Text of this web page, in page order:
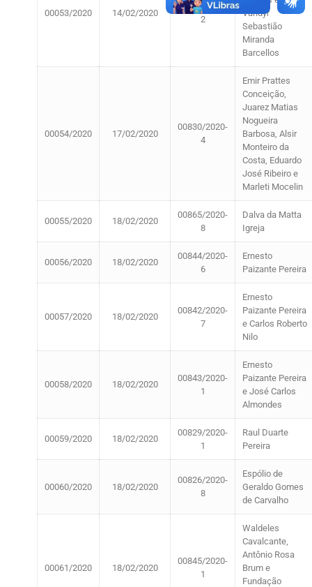
00053/2020 14/02/2020
00778/2020-
2
Vandyr
Sebastião
Miranda
Barcellos
00054/2020 17/02/2020
00830/2020-
4
Emir Prattes
Conceição,
Juarez Matias
Nogueira
Barbosa, Alsir
Monteiro da
Costa, Eduardo
José Ribeiro e
Marleti Mocelin
00055/2020 18/02/2020
00865/2020-
8
Dalva da Matta
Igreja
00056/2020 18/02/2020
00844/2020-
6
Ernesto
Paizante Pereira
00057/2020 18/02/2020
00842/2020-
7
Ernesto
Paizante Pereira
e Carlos Roberto
Nilo
00058/2020 18/02/2020
00843/2020-
1
Ernesto
Paizante Pereira
e José Carlos
Almondes
00059/2020 18/02/2020
00829/2020-
1
Raul Duarte
Pereira
00060/2020 18/02/2020
00826/2020-
8
Espólio de
Geraldo Gomes
de Carvalho
00061/2020 18/02/2020
00845/2020-
1
Waldeles
Cavalcante,
Antônio Rosa
Brum e
Fundação